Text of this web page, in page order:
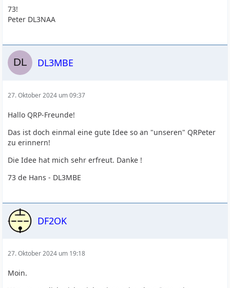
73!
Peter DL3NAA
DL3MBE
27. Oktober 2024 um 09:37
Hallo QRP-Freunde!
Das ist doch einmal eine gute Idee so an "unseren" QRPeter
zu erinnern!
Die Idee hat mich sehr erfreut. Danke !
73 de Hans - DL3MBE
DF2OK
27. Oktober 2024 um 19:18
Moin.